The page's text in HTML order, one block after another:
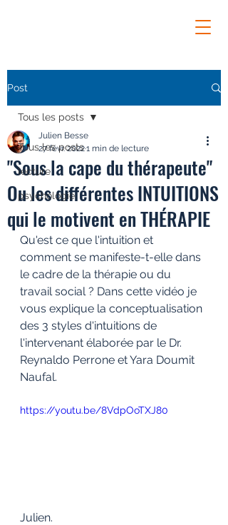
Post
Tous les posts
lecture
psychologie
Tous les posts
"Sous la cape du thérapeute"
Ou les différentes INTUITIONS
qui le motivent en THÉRAPIE
Julien Besse
27 févr. 20221 min de lecture
Qu'est ce que l'intuition et
comment se manifeste-t-elle dans
le cadre de la thérapie ou du
travail social ? Dans cette vidéo je
vous explique la conceptualisation
des 3 styles d'intuitions de
l'intervenant élaborée par le Dr.
Reynaldo Perrone et Yara Doumit
Naufal.
https://youtu.be/8VdpOoTXJ80
Julien.